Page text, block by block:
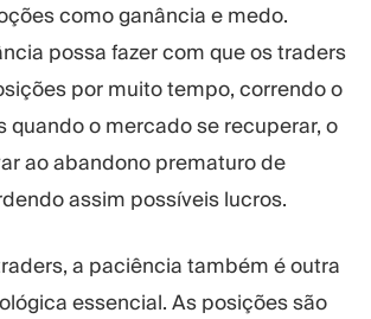
como ganância e medo.
possa fazer com que os traders
por muito tempo, correndo o
quando o mercado se recuperar, o
ao abandono prematuro de
assim possíveis lucros.
a paciência também é outra
essencial. As posições são